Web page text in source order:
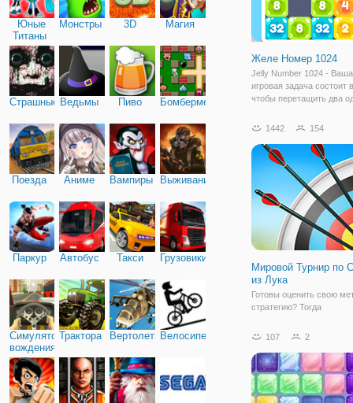
Юные
Титаны
Монстры 3D Магия
Страшные Ведьмы Пиво Бомбермен
Поезда Аниме Вампиры Выживание
Паркур Автобус Такси Грузовики
Симулятор
вождения
Трактора ВертолетыВелосипед
Желе Номер 1024
Jelly Number 1024 - Ваша
игровая задача состоит
чтобы перетащить два
число до 1024.
можете продолжать
1442 154
Мировой Турнир по
из Лука
Готовы оценить свою
стратегию? Тогда
Мировой Турнир по
роли луника, который
участие в
по стрельбе из лука.
107 2